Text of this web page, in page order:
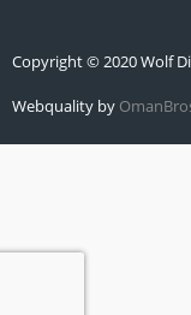
Copyright © 2020 Wolf
Webquality by